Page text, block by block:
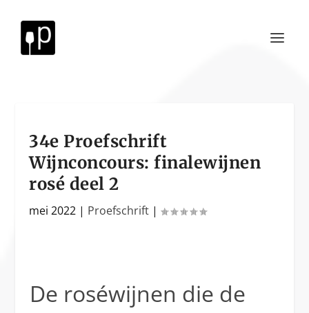
34e Proefschrift
Wijnconcours: finalewijnen
rosé deel 2
mei 2022 | Proefschrift |
De roséwijnen die de